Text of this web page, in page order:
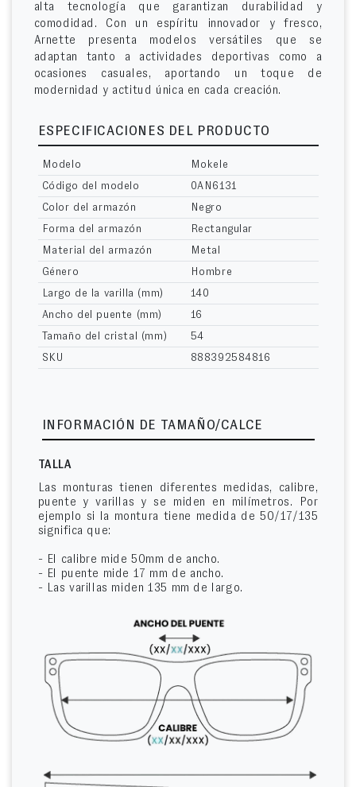
alta tecnología que garantizan durabilidad y
comodidad. Con un espíritu innovador y fresco,
Arnette presenta modelos versátiles que se
adaptan tanto a actividades deportivas como a
ocasiones casuales, aportando un toque de
modernidad y actitud única en cada creación.
ESPECIFICACIONES DEL PRODUCTO
Modelo
Mokele
Código del modelo
0AN6131
Color del armazón
Negro
Forma del armazón
Rectangular
Material del armazón
Metal
Género
Hombre
Largo de la varilla (mm)
140
Ancho del puente (mm)
16
Tamaño del cristal (mm)
54
SKU
888392584816
INFORMACIÓN DE TAMAÑO/CALCE
TALLA
Las monturas tienen diferentes medidas, calibre,
puente y varillas y se miden en milímetros. Por
ejemplo si la montura tiene medida de 50/17/135
significa que:
- El calibre mide 50mm de ancho.
- El puente mide 17 mm de ancho.
- Las varillas miden 135 mm de largo.